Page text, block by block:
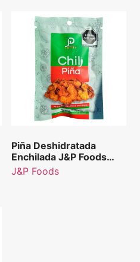
Piña Deshidratada
Enchilada J&P Foods
100 % Natural 50 g.
J&P Foods